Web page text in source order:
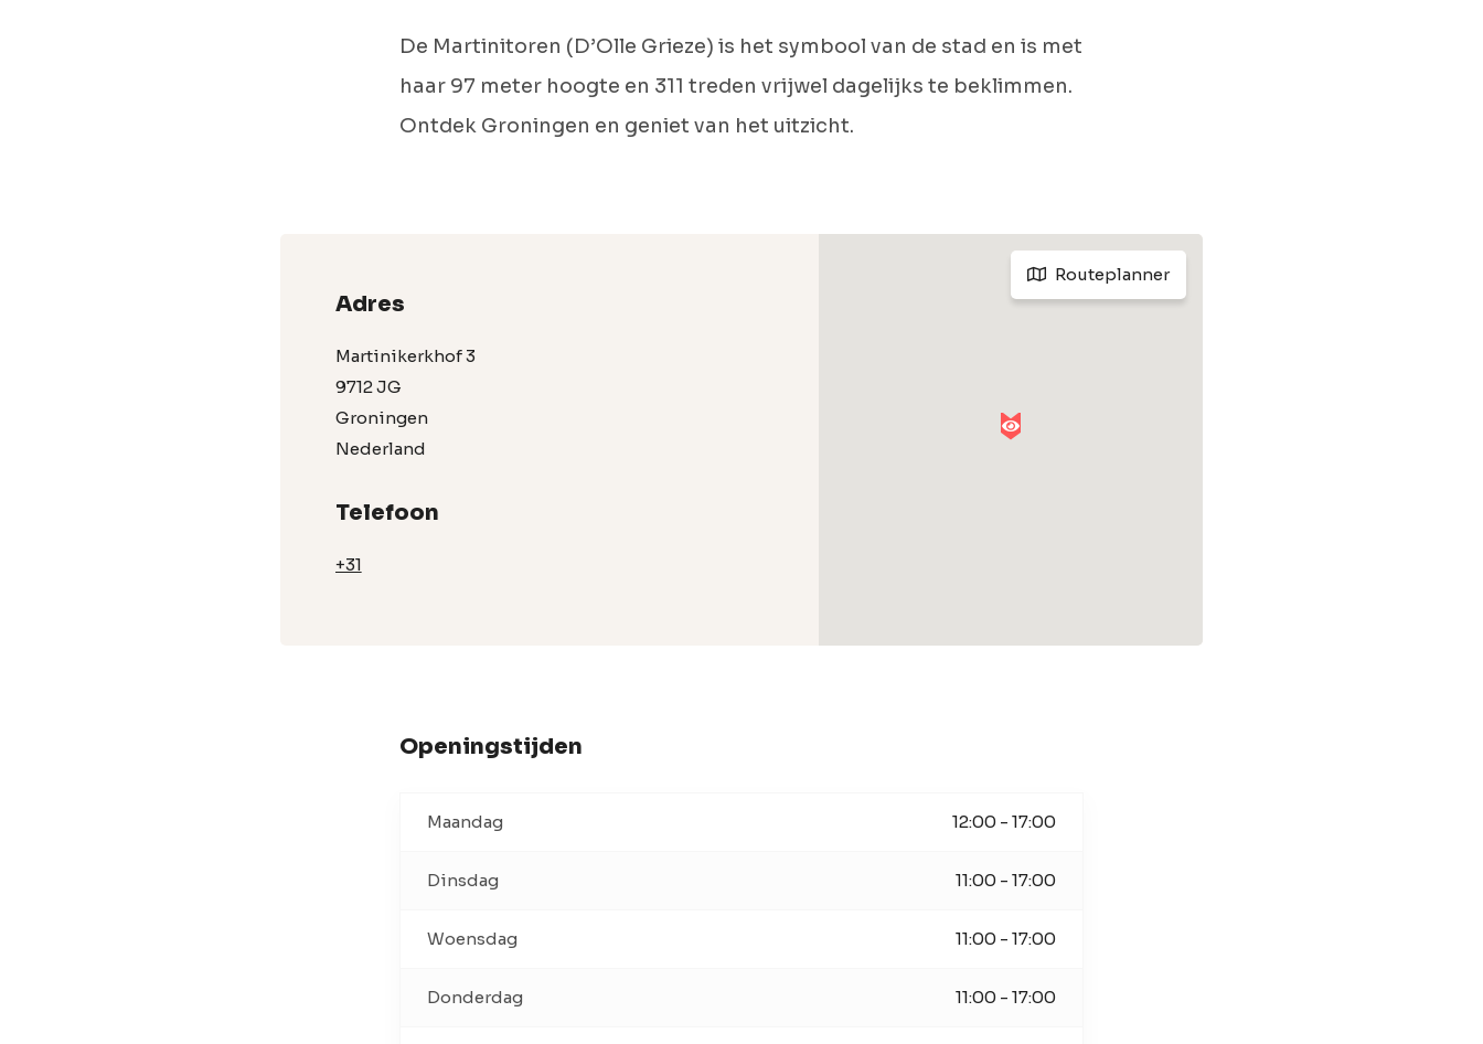
De Martinitoren (D’Olle Grieze) is het symbool van de stad en is met
haar 97 meter hoogte en 311 treden vrijwel dagelijks te beklimmen.
Ontdek Groningen en geniet van het uitzicht.
Routeplanner
Adres
Martinikerkhof 3
9712 JG
Groningen
Nederland
Telefoon
+31
Openingstijden
Maandag 12:00 - 17:00
Dinsdag 11:00 - 17:00
Woensdag 11:00 - 17:00
Donderdag 11:00 - 17:00